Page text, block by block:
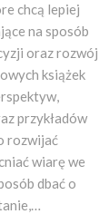
chcą lepiej
na sposób
oraz rozwój
książek
przykładów
rozwijać
wiarę we
dbać o